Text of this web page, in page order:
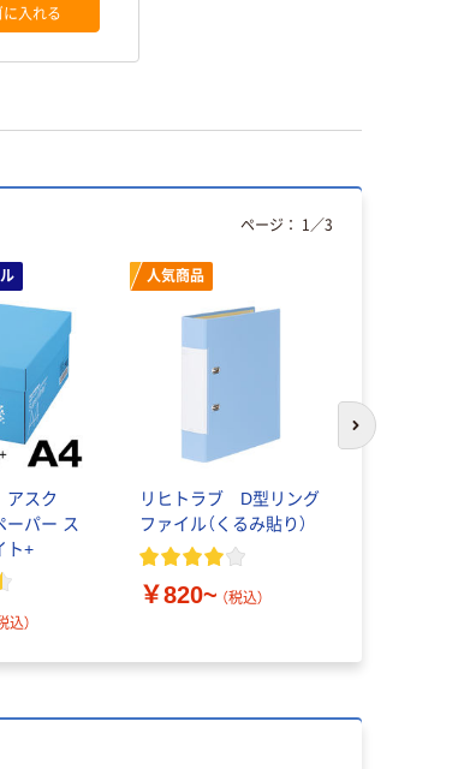
入れる
スク
パー ス
ト+
込）
人気商品
リヒトラブ D型リング
ファイル（くるみ貼り）
￥820~ （税込）
ページ： 1 ／3
次のスライド